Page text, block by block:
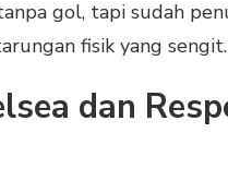
gol, tapi sudah
fisik yang sengit.
dan